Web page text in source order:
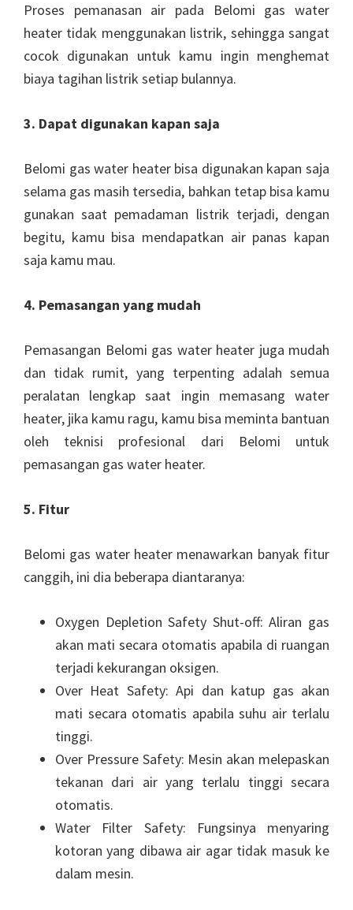
Proses pemanasan air pada Belomi gas water
heater tidak menggunakan listrik, sehingga sangat
cocok digunakan untuk kamu ingin menghemat
biaya tagihan listrik setiap bulannya.
3. Dapat digunakan kapan saja
Belomi gas water heater bisa digunakan kapan saja
selama gas masih tersedia, bahkan tetap bisa kamu
gunakan saat pemadaman listrik terjadi, dengan
begitu, kamu bisa mendapatkan air panas kapan
saja kamu mau.
4. Pemasangan yang mudah
Pemasangan Belomi gas water heater juga mudah
dan tidak rumit, yang terpenting adalah semua
peralatan lengkap saat ingin memasang water
heater, jika kamu ragu, kamu bisa meminta bantuan
oleh teknisi profesional dari Belomi untuk
pemasangan gas water heater.
5. Fitur
Belomi gas water heater menawarkan banyak fitur
canggih, ini dia beberapa diantaranya:
Oxygen Depletion Safety Shut-off: Aliran gas
akan mati secara otomatis apabila di ruangan
terjadi kekurangan oksigen.
Over Heat Safety: Api dan katup gas akan
mati secara otomatis apabila suhu air terlalu
tinggi.
Over Pressure Safety: Mesin akan melepaskan
tekanan dari air yang terlalu tinggi secara
otomatis.
Water Filter Safety: Fungsinya menyaring
kotoran yang dibawa air agar tidak masuk ke
dalam mesin.